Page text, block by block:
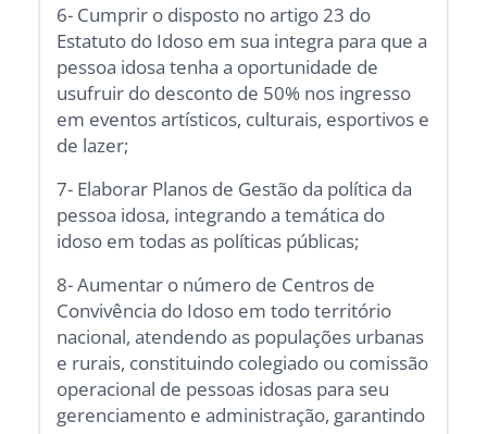
6- Cumprir o disposto no artigo 23 do
Estatuto do Idoso em sua integra para que a
pessoa idosa tenha a oportunidade de
usufruir do desconto de 50% nos ingresso
em eventos artísticos, culturais, esportivos e
de lazer;
7- Elaborar Planos de Gestão da política da
pessoa idosa, integrando a temática do
idoso em todas as políticas públicas;
8- Aumentar o número de Centros de
Convivência do Idoso em todo território
nacional, atendendo as populações urbanas
e rurais, constituindo colegiado ou comissão
operacional de pessoas idosas para seu
gerenciamento e administração, garantindo